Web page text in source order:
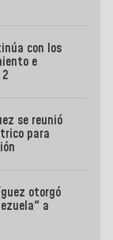
con los
e
se reunió
para
otorgó
a